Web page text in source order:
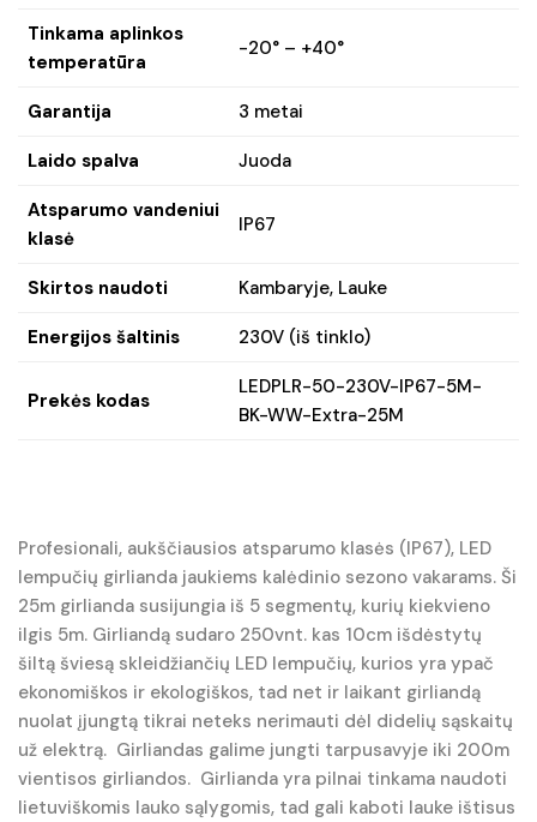
Tinkama aplinkos
temperatūra
-20° – +40°
Garantija 3 metai
Laido spalva Juoda
Atsparumo vandeniui
klasė
IP67
Skirtos naudoti Kambaryje, Lauke
Energijos šaltinis 230V (iš tinklo)
Prekės kodas
LEDPLR-50-230V-IP67-5M-
BK-WW-Extra-25M
Profesionali, aukščiausios atsparumo klasės (IP67), LED
lempučių girlianda jaukiems kalėdinio sezono vakarams. Ši
25m girlianda susijungia iš 5 segmentų, kurių kiekvieno
ilgis 5m. Girliandą sudaro 250vnt. kas 10cm išdėstytų
šiltą šviesą skleidžiančių LED lempučių, kurios yra ypač
ekonomiškos ir ekologiškos, tad net ir laikant girliandą
nuolat įjungtą tikrai neteks nerimauti dėl didelių sąskaitų
už elektrą. Girliandas galime jungti tarpusavyje iki 200m
vientisos girliandos. Girlianda yra pilnai tinkama naudoti
lietuviškomis lauko sąlygomis, tad gali kaboti lauke ištisus